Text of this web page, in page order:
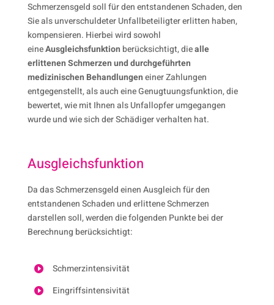
Schmerzensgeld soll für den entstandenen Schaden, den
Sie als unverschuldeter Unfallbeteiligter erlitten haben,
kompensieren. Hierbei wird sowohl
eineAusgleichsfunktion berücksichtigt, diealle
erlittenen Schmerzen und durchgeführten
medizinischen Behandlungeneiner Zahlungen
entgegenstellt, als auch eine Genugtuungsfunktion, die
bewertet, wie mit Ihnen als Unfallopfer umgegangen
wurde und wie sich der Schädiger verhalten hat.
Ausgleichsfunktion
Da das Schmerzensgeld einen Ausgleich für den
entstandenen Schaden und erlittene Schmerzen
darstellen soll, werden die folgenden Punkte bei der
Berechnung berücksichtigt:
 Schmerzintensivität
 Eingriffsintensivität